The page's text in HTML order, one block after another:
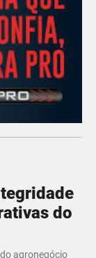
do
agronegócio